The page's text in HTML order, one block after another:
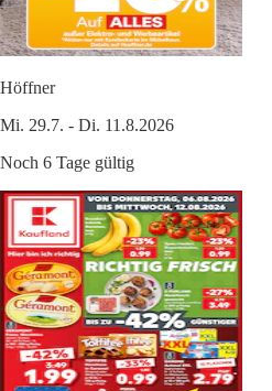
Höffner
Mi. 29.7. - Di. 11.8.2026
Noch 6 Tage gültig